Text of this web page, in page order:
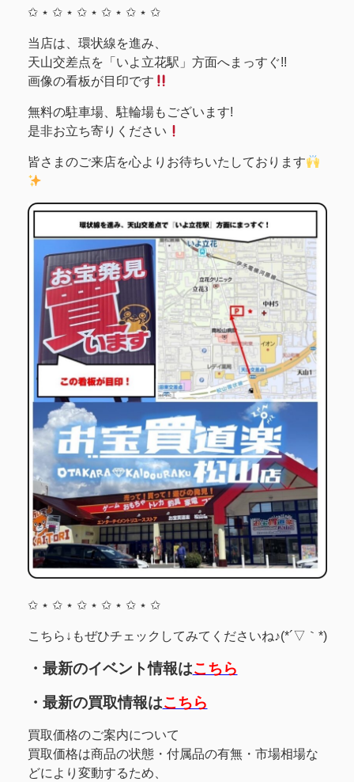
✩ ⋆ ✩ ⋆ ✩ ⋆ ✩ ⋆ ✩ ⋆ ✩
当店は、環状線を進み、
天山交差点を「いよ立花駅」方面へまっすぐ!!
画像の看板が目印です
無料の駐車場、駐輪場もございます!
是非お立ち寄りください
皆さまのご来店を心よりお待ちいたしております
✩ ⋆ ✩ ⋆ ✩ ⋆ ✩ ⋆ ✩ ⋆ ✩
こちら↓もぜひチェックしてみてくださいね♪(*´▽｀*)
・最新のイベント情報はこちら
・最新の買取情報はこちら
買取価格のご案内について
買取価格は商品の状態・付属品の有無・市場相場な
どにより変動するため、